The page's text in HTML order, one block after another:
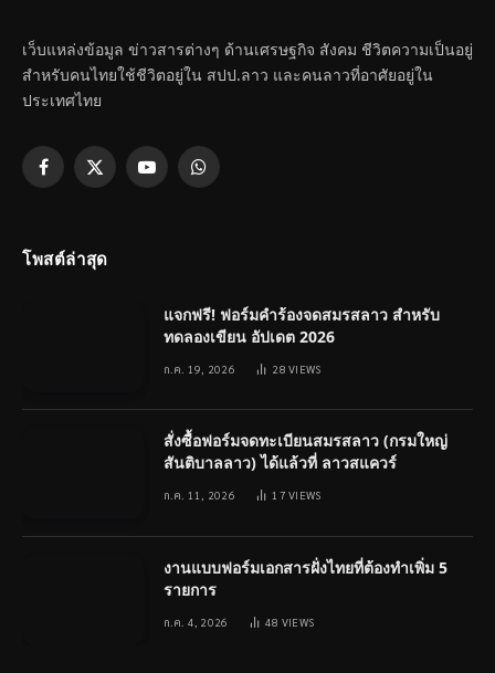
เว็บแหล่งข้อมูล ข่าวสารต่างๆ ด้านเศรษฐกิจ สังคม ชีวิตความเป็นอยู่
สำหรับคนไทยใช้ชีวิตอยู่ใน สปป.ลาว และคนลาวที่อาศัยอยู่ใน
ประเทศไทย
Facebook
X
YouTubeWhatsApp
โพสต์ล่าสุด
แจกฟรี! ฟอร์มคำร้องจดสมรสลาว สำหรับ
ทดลองเขียน อัปเดต 2026
ก.ค. 19, 2026 28VIEWS
สั่งซื้อฟอร์มจดทะเบียนสมรสลาว (กรมใหญ่
สันติบาลลาว) ได้แล้วที่ ลาวสแควร์
ก.ค. 11, 2026 17VIEWS
งานแบบฟอร์มเอกสารฝั่งไทยที่ต้องทำเพิ่ม 5
รายการ
ก.ค. 4, 2026 48 VIEWS